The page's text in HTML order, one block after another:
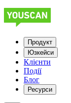
Продукт
Юзкейси
Клієнти
Події
Блог
Ресурси